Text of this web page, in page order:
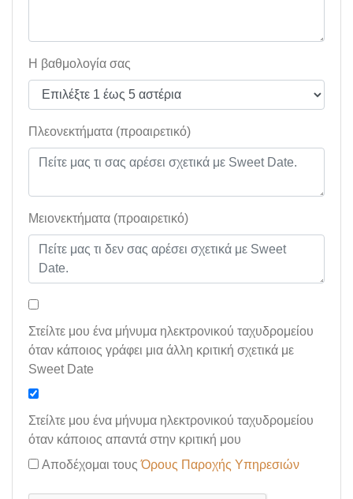
Η βαθμολογία σας
Πλεονεκτήματα (προαιρετικό)
Μειονεκτήματα (προαιρετικό)
Στείλτε μου ένα μήνυμα ηλεκτρονικού ταχυδρομείου
όταν κάποιος γράφει μια άλλη κριτική σχετικά με
Sweet Date
Στείλτε μου ένα μήνυμα ηλεκτρονικού ταχυδρομείου
όταν κάποιος απαντά στην κριτική μου
Αποδέχομαι τουςΌρους Παροχής Υπηρεσιών